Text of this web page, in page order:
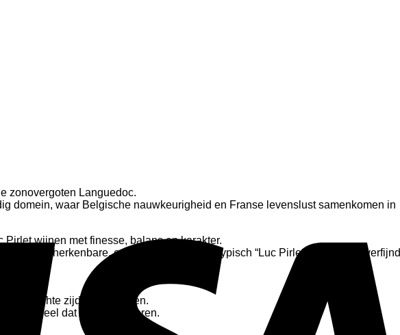
zonovergoten Languedoc.
domein, waar Belgische nauwkeurigheid en Franse levenslust samenkomen in
wijnen met finesse, balans en karakter.
met een herkenbare, evenwichtige stijl die typisch “Luc Pirlet” is – eerlijk, verfijnd
zijn zachte zijde te verliezen.
geheel dat blijft nazinderen.